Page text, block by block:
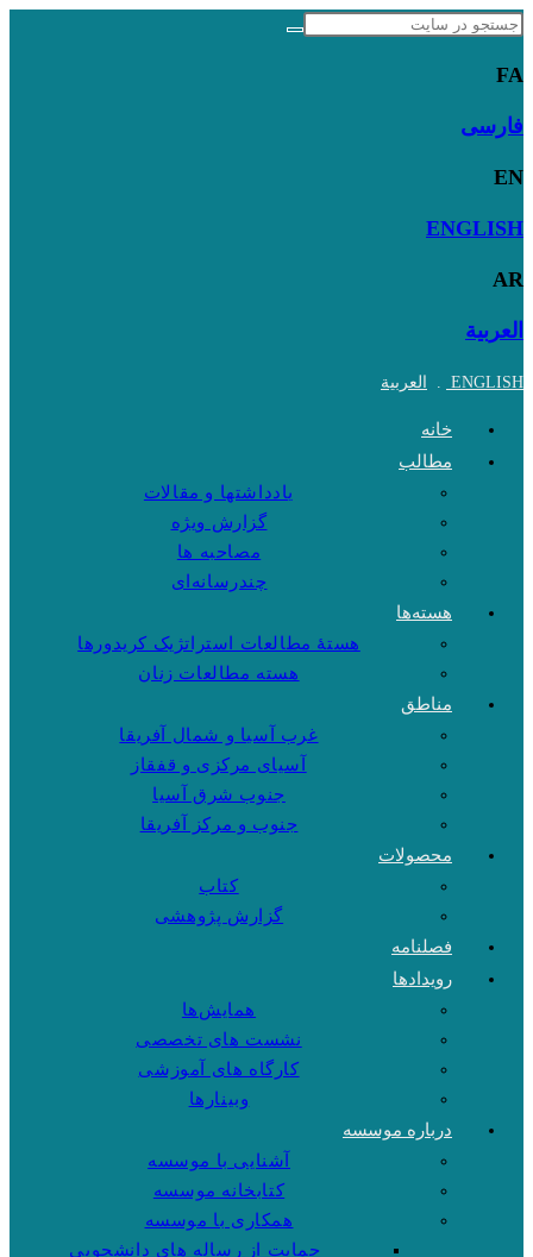
Skip
content
FA
فارسی
EN
ENGLISH
AR
العربية
ENGLISH
. العربية
خانه
مطالب
یادداشتها و مقالات
گزارش ویژه
مصاحبه ها
چندرسانه‌ای
هسته‌ها
هستهٔ مطالعات استراتژیک کریدورها
هسته مطالعات زنان
مناطق
غرب آسیا و شمال آفریقا
آسیای مرکزی و قفقاز
جنوب شرق آسیا
جنوب و مرکز آفریقا
محصولات
کتاب
گزارش پژوهشی
فصلنامه
رویدادها
همایش‌ها
نشست های تخصصی
کارگاه های آموزشی
وبینارها
درباره موسسه
آشنایی با موسسه
کتابخانه موسسه
همکاری با موسسه
حمایت از رساله های دانشجویی